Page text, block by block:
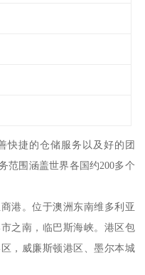
快捷的仓储服务以及好的团
范围涵盖世界各国约200多个
港。位于澳洲东南维多利亚
之南，临巴斯海峡。港区包
，威廉斯顿港区、墨尔本城